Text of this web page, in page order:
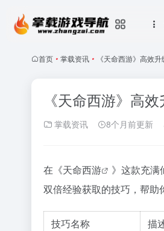
首页 • 掌载资讯 • 《天命西游》高效
《天命西游》高
掌载资讯 8个月前更新
在《天命西游 》这款充满
双倍经验获取的技巧，帮助
技巧名称 描